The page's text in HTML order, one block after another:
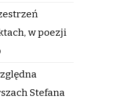
w poezji
Stefana